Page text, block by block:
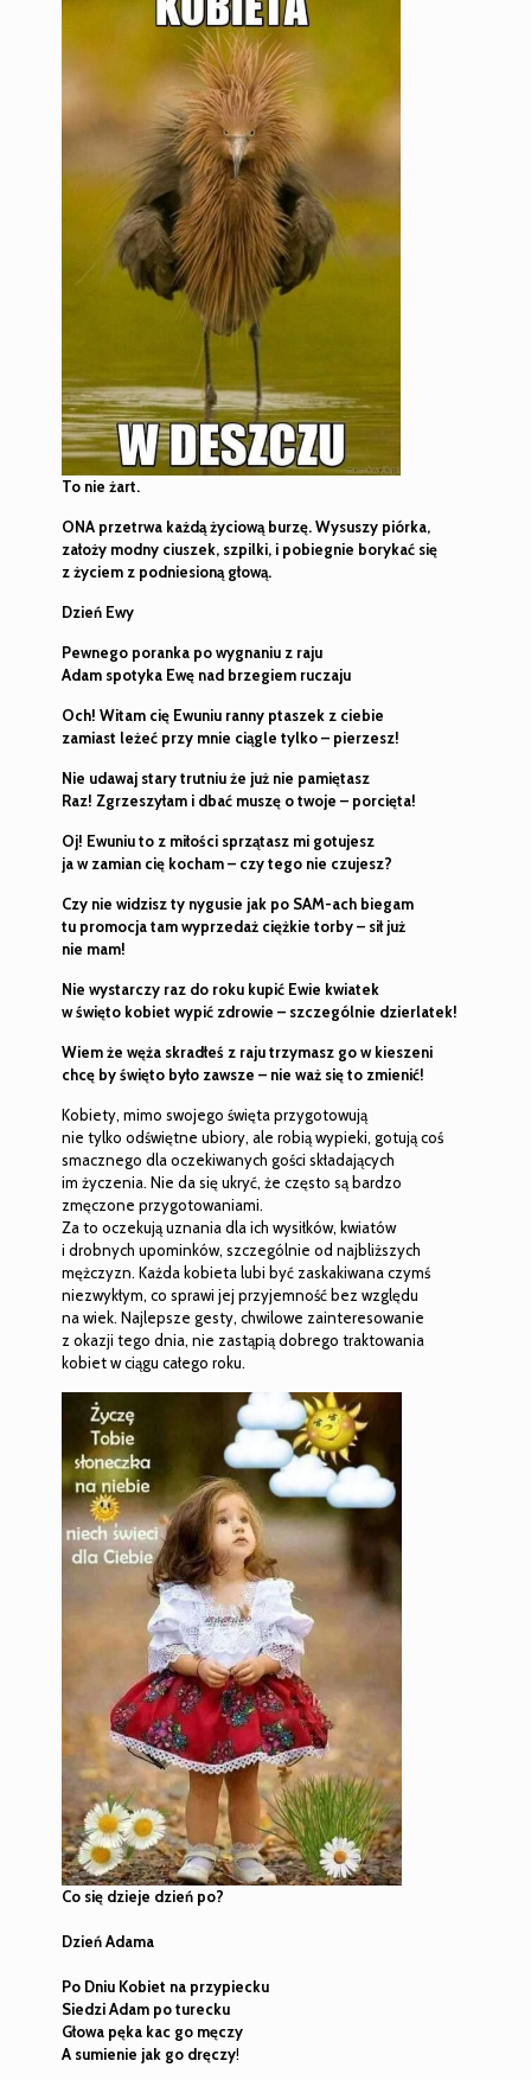
To nie żart.
ONA przetrwa każdą życiową burzę. Wysuszy piórka,
założy modny ciuszek, szpilki, i pobiegnie borykać się
z życiem z podniesioną głową.
Dzień Ewy
Pewnego poranka po wygnaniu z raju
Adam spotyka Ewę nad brzegiem ruczaju
Och! Witam cię Ewuniu ranny ptaszek z ciebie
zamiast leżeć przy mnie ciągle tylko – pierzesz!
Nie udawaj stary trutniu że już nie pamiętasz
Raz! Zgrzeszyłam i dbać muszę o twoje – porcięta!
Oj! Ewuniu to z miłości sprzątasz mi gotujesz
ja w zamian cię kocham – czy tego nie czujesz?
Czy nie widzisz ty nygusie jak po SAM-ach biegam
tu promocja tam wyprzedaż ciężkie torby – sił już
nie mam!
Nie wystarczy raz do roku kupić Ewie kwiatek
w święto kobiet wypić zdrowie – szczególnie dzierlatek!
Wiem że węża skradłeś z raju trzymasz go w kieszeni
chcę by święto było zawsze – nie waż się to zmienić!
Kobiety, mimo swojego święta przygotowują
nie tylko odświętne ubiory, ale robią wypieki, gotują coś
smacznego dla oczekiwanych gości składających
im życzenia. Nie da się ukryć, że często są bardzo
zmęczone przygotowaniami.
Za to oczekują uznania dla ich wysiłków, kwiatów
i drobnych upominków, szczególnie od najbliższych
mężczyzn. Każda kobieta lubi być zaskakiwana czymś
niezwykłym, co sprawi jej przyjemność bez względu
na wiek. Najlepsze gesty, chwilowe zainteresowanie
z okazji tego dnia, nie zastąpią dobrego traktowania
kobiet w ciągu całego roku.
Co się dzieje dzień po?
Dzień Adama
Po Dniu Kobiet na przypiecku
Siedzi Adam po turecku
Głowa pęka kac go męczy
A sumienie jak go dręczy!